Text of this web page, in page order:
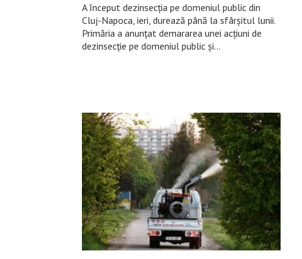
A început dezinsecția pe domeniul public din
Cluj-Napoca, ieri, durează până la sfârșitul lunii.
Primăria a anunțat demararea unei acțiuni de
dezinsecție pe domeniul public și…